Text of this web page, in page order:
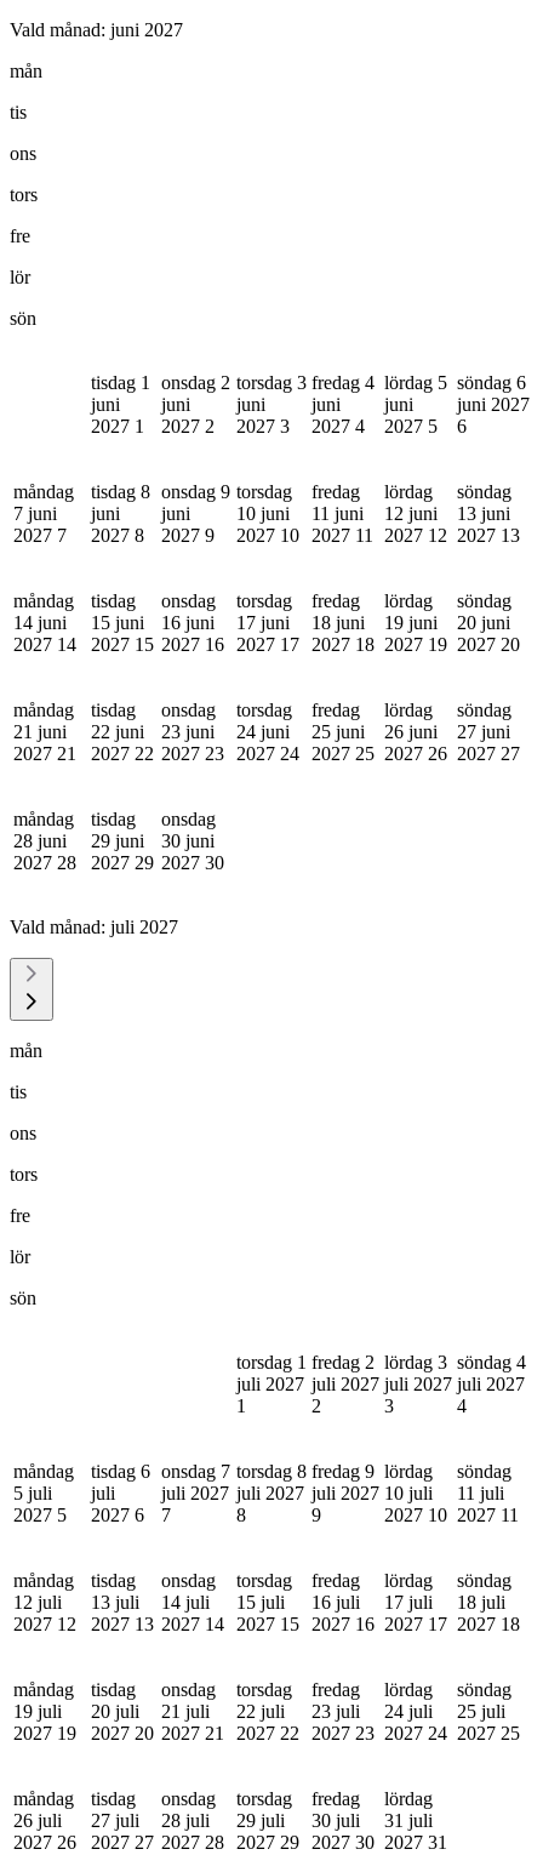
Vald månad: juni 2027
mån
tis
ons
tors
fre
lör
sön
tisdag 1
juni
2027 1
onsdag 2
juni
2027 2
torsdag 3
juni
2027 3
fredag 4
juni
2027 4
lördag 5
juni
2027 5
söndag 6
juni 2027
6
måndag
7 juni
2027 7
tisdag 8
juni
2027 8
onsdag 9
juni
2027 9
torsdag
10 juni
2027 10
fredag
11 juni
2027 11
lördag
12 juni
2027 12
söndag
13 juni
2027 13
måndag
14 juni
2027 14
tisdag
15 juni
2027 15
onsdag
16 juni
2027 16
torsdag
17 juni
2027 17
fredag
18 juni
2027 18
lördag
19 juni
2027 19
söndag
20 juni
2027 20
måndag
21 juni
2027 21
tisdag
22 juni
2027 22
onsdag
23 juni
2027 23
torsdag
24 juni
2027 24
fredag
25 juni
2027 25
lördag
26 juni
2027 26
söndag
27 juni
2027 27
måndag
28 juni
2027 28
tisdag
29 juni
2027 29
onsdag
30 juni
2027 30
Vald månad: juli 2027
mån
tis
ons
tors
fre
lör
sön
torsdag 1
juli 2027
1
fredag 2
juli 2027
2
lördag 3
juli 2027
3
söndag 4
juli 2027
4
måndag
5 juli
2027 5
tisdag 6
juli
2027 6
onsdag 7
juli 2027
7
torsdag 8
juli 2027
8
fredag 9
juli 2027
9
lördag
10 juli
2027 10
söndag
11 juli
2027 11
måndag
12 juli
2027 12
tisdag
13 juli
2027 13
onsdag
14 juli
2027 14
torsdag
15 juli
2027 15
fredag
16 juli
2027 16
lördag
17 juli
2027 17
söndag
18 juli
2027 18
måndag
19 juli
2027 19
tisdag
20 juli
2027 20
onsdag
21 juli
2027 21
torsdag
22 juli
2027 22
fredag
23 juli
2027 23
lördag
24 juli
2027 24
söndag
25 juli
2027 25
måndag
26 juli
2027 26
tisdag
27 juli
2027 27
onsdag
28 juli
2027 28
torsdag
29 juli
2027 29
fredag
30 juli
2027 30
lördag
31 juli
2027 31